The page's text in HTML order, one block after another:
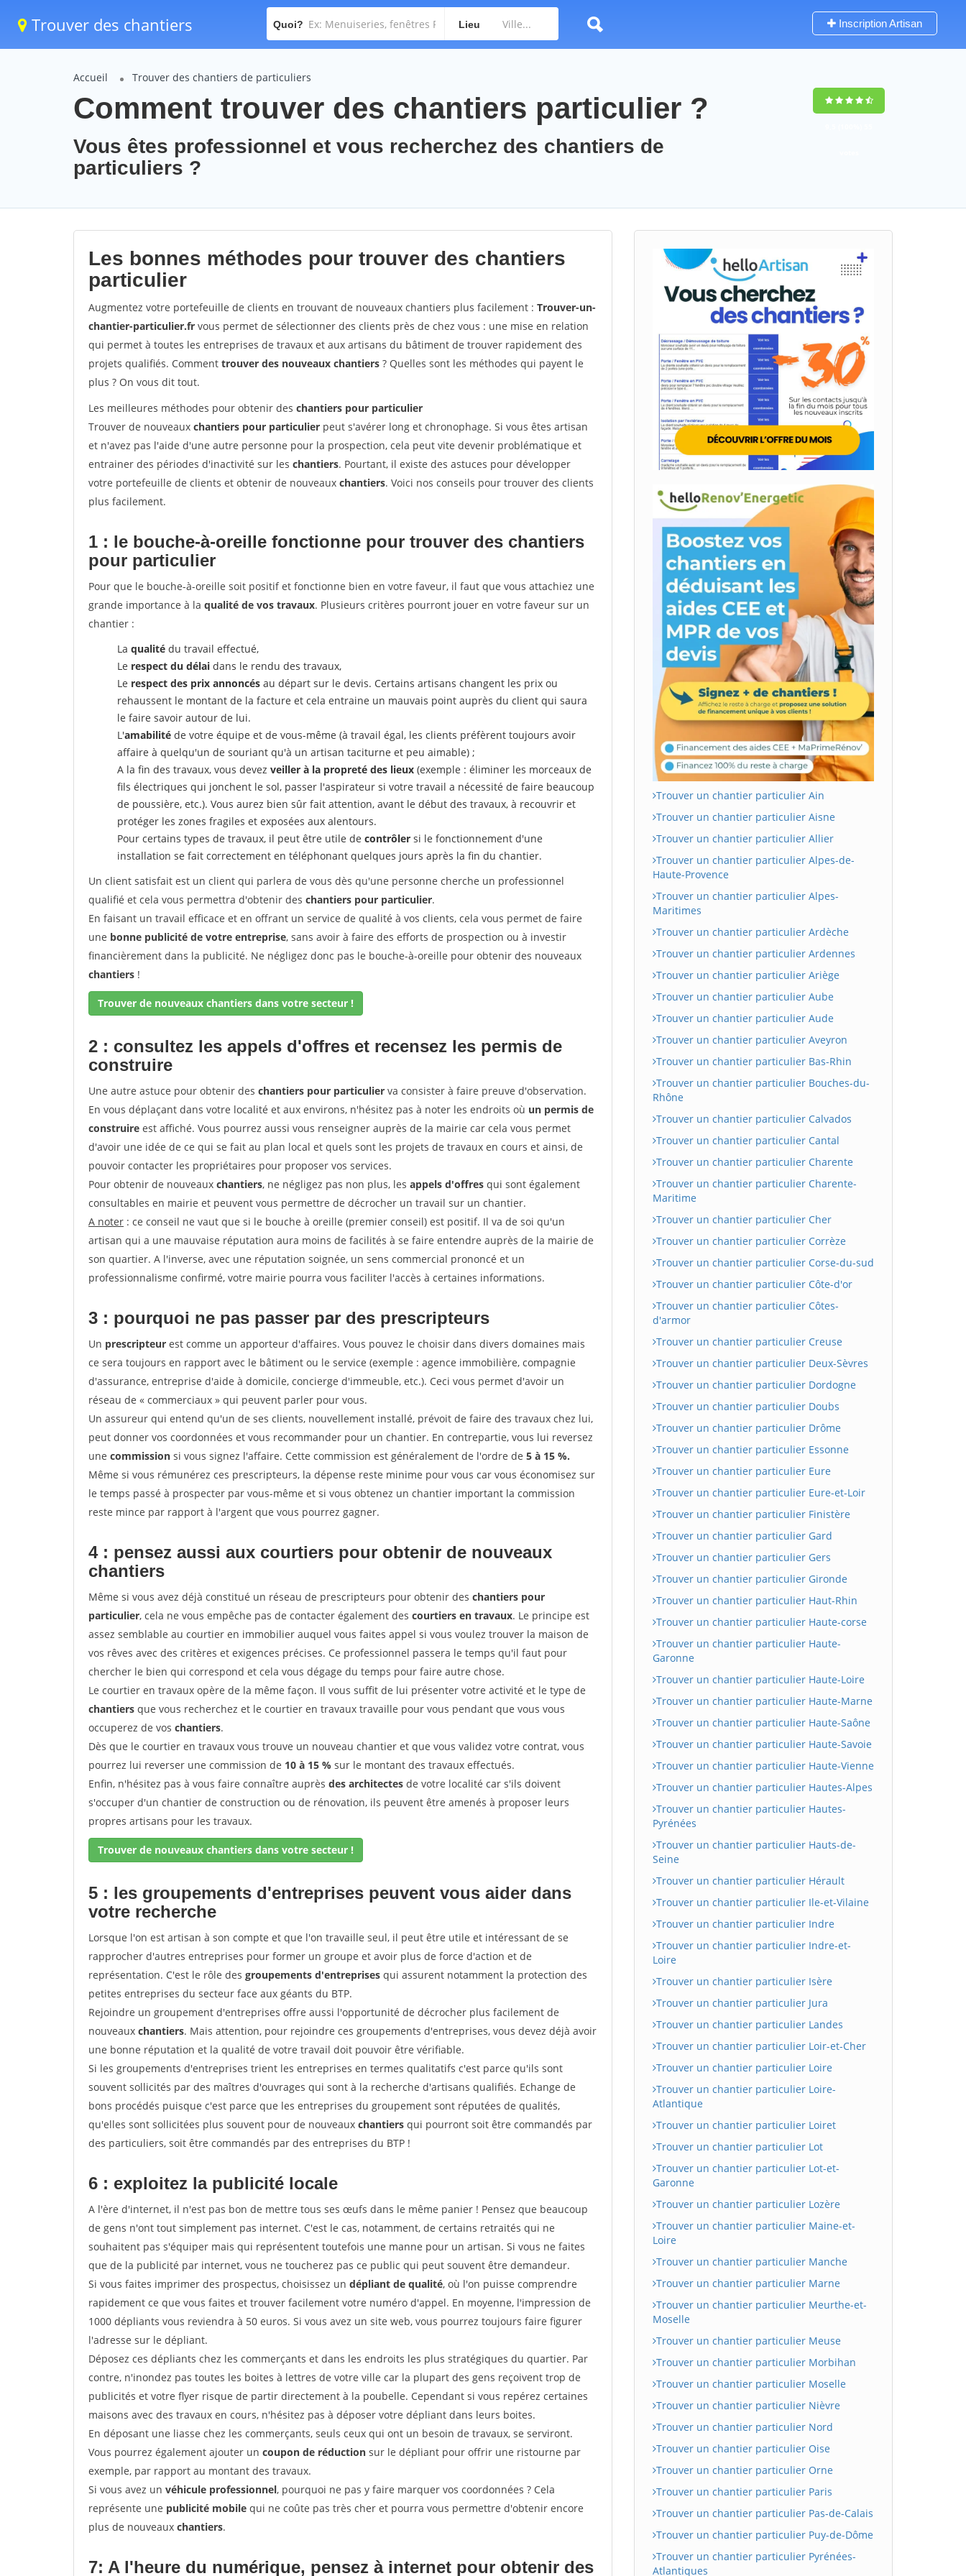
Trouver des chantiers Quoi? Lieu Inscription Artisan
Accueil Trouver des chantiers de particuliers
Comment trouver des chantiers particulier ?
Vous êtes professionnel et vous recherchez des chantiers de
particuliers ?
Les bonnes méthodes pour trouver des chantiers
particulier
Augmentez votre portefeuille de clients en trouvant de nouveaux chantiers plus facilement : Trouver-un-
chantier-particulier.fr vous permet de sélectionner des clients près de chez vous : une mise en relation
qui permet à toutes les entreprises de travaux et aux artisans du bâtiment de trouver rapidement des
projets qualifiés. Comment trouver des nouveaux chantiers ? Quelles sont les méthodes qui payent le
plus ? On vous dit tout.
Les meilleures méthodes pour obtenir des chantiers pour particulier
Trouver de nouveaux chantiers pour particulier peut s'avérer long et chronophage. Si vous êtes artisan
et n'avez pas l'aide d'une autre personne pour la prospection, cela peut vite devenir problématique et
entrainer des périodes d'inactivité sur les chantiers. Pourtant, il existe des astuces pour développer
votre portefeuille de clients et obtenir de nouveaux chantiers. Voici nos conseils pour trouver des clients
plus facilement.
1 : le bouche-à-oreille fonctionne pour trouver des chantiers
pour particulier
Pour que le bouche-à-oreille soit positif et fonctionne bien en votre faveur, il faut que vous attachiez une
grande importance à la qualité de vos travaux. Plusieurs critères pourront jouer en votre faveur sur un
chantier :
La qualité du travail effectué,
Le respect du délai dans le rendu des travaux,
Le respect des prix annoncés au départ sur le devis. Certains artisans changent les prix ou
rehaussent le montant de la facture et cela entraine un mauvais point auprès du client qui saura
le faire savoir autour de lui.
L'amabilité de votre équipe et de vous-même (à travail égal, les clients préfèrent toujours avoir
affaire à quelqu'un de souriant qu'à un artisan taciturne et peu aimable) ;
A la fin des travaux, vous devez veiller à la propreté des lieux (exemple : éliminer les morceaux de
fils électriques qui jonchent le sol, passer l'aspirateur si votre travail a nécessité de faire beaucoup
de poussière, etc.). Vous aurez bien sûr fait attention, avant le début des travaux, à recouvrir et
protéger les zones fragiles et exposées aux alentours.
Pour certains types de travaux, il peut être utile de contrôler si le fonctionnement d'une
installation se fait correctement en téléphonant quelques jours après la fin du chantier.
Un client satisfait est un client qui parlera de vous dès qu'une personne cherche un professionnel
qualifié et cela vous permettra d'obtenir des chantiers pour particulier.
En faisant un travail efficace et en offrant un service de qualité à vos clients, cela vous permet de faire
une bonne publicité de votre entreprise, sans avoir à faire des efforts de prospection ou à investir
financièrement dans la publicité. Ne négligez donc pas le bouche-à-oreille pour obtenir des nouveaux
chantiers !
Trouver de nouveaux chantiers dans votre secteur !
2 : consultez les appels d'offres et recensez les permis de
construire
Une autre astuce pour obtenir des chantiers pour particulier va consister à faire preuve d'observation.
En vous déplaçant dans votre localité et aux environs, n'hésitez pas à noter les endroits où un permis de
construire est affiché. Vous pourrez aussi vous renseigner auprès de la mairie car cela vous permet
d'avoir une idée de ce qui se fait au plan local et quels sont les projets de travaux en cours et ainsi, de
pouvoir contacter les propriétaires pour proposer vos services.
Pour obtenir de nouveaux chantiers, ne négligez pas non plus, les appels d'offres qui sont également
consultables en mairie et peuvent vous permettre de décrocher un travail sur un chantier.
A noter : ce conseil ne vaut que si le bouche à oreille (premier conseil) est positif. Il va de soi qu'un
artisan qui a une mauvaise réputation aura moins de facilités à se faire entendre auprès de la mairie de
son quartier. A l'inverse, avec une réputation soignée, un sens commercial prononcé et un
professionnalisme confirmé, votre mairie pourra vous faciliter l'accès à certaines informations.
3 : pourquoi ne pas passer par des prescripteurs
Un prescripteur est comme un apporteur d'affaires. Vous pouvez le choisir dans divers domaines mais
ce sera toujours en rapport avec le bâtiment ou le service (exemple : agence immobilière, compagnie
d'assurance, entreprise d'aide à domicile, concierge d'immeuble, etc.). Ceci vous permet d'avoir un
réseau de « commerciaux » qui peuvent parler pour vous.
Un assureur qui entend qu'un de ses clients, nouvellement installé, prévoit de faire des travaux chez lui,
peut donner vos coordonnées et vous recommander pour un chantier. En contrepartie, vous lui reversez
une commission si vous signez l'affaire. Cette commission est généralement de l'ordre de 5 à 15 %.
Même si vous rémunérez ces prescripteurs, la dépense reste minime pour vous car vous économisez sur
le temps passé à prospecter par vous-même et si vous obtenez un chantier important la commission
reste mince par rapport à l'argent que vous pourrez gagner.
4 : pensez aussi aux courtiers pour obtenir de nouveaux
chantiers
Même si vous avez déjà constitué un réseau de prescripteurs pour obtenir des chantiers pour
particulier, cela ne vous empêche pas de contacter également des courtiers en travaux. Le principe est
assez semblable au courtier en immobilier auquel vous faites appel si vous voulez trouver la maison de
vos rêves avec des critères et exigences précises. Ce professionnel passera le temps qu'il faut pour
chercher le bien qui correspond et cela vous dégage du temps pour faire autre chose.
Le courtier en travaux opère de la même façon. Il vous suffit de lui présenter votre activité et le type de
chantiers que vous recherchez et le courtier en travaux travaille pour vous pendant que vous vous
occuperez de vos chantiers.
Dès que le courtier en travaux vous trouve un nouveau chantier et que vous validez votre contrat, vous
pourrez lui reverser une commission de 10 à 15 % sur le montant des travaux effectués.
Enfin, n'hésitez pas à vous faire connaître auprès des architectes de votre localité car s'ils doivent
s'occuper d'un chantier de construction ou de rénovation, ils peuvent être amenés à proposer leurs
propres artisans pour les travaux.
Trouver de nouveaux chantiers dans votre secteur !
5 : les groupements d'entreprises peuvent vous aider dans
votre recherche
Lorsque l'on est artisan à son compte et que l'on travaille seul, il peut être utile et intéressant de se
rapprocher d'autres entreprises pour former un groupe et avoir plus de force d'action et de
représentation. C'est le rôle des groupements d'entreprises qui assurent notamment la protection des
petites entreprises du secteur face aux géants du BTP.
Rejoindre un groupement d'entreprises offre aussi l'opportunité de décrocher plus facilement de
nouveaux chantiers. Mais attention, pour rejoindre ces groupements d'entreprises, vous devez déjà avoir
une bonne réputation et la qualité de votre travail doit pouvoir être vérifiable.
Si les groupements d'entreprises trient les entreprises en termes qualitatifs c'est parce qu'ils sont
souvent sollicités par des maîtres d'ouvrages qui sont à la recherche d'artisans qualifiés. Echange de
bons procédés puisque c'est parce que les entreprises du groupement sont réputées de qualités,
qu'elles sont sollicitées plus souvent pour de nouveaux chantiers qui pourront soit être commandés par
des particuliers, soit être commandés par des entreprises du BTP !
6 : exploitez la publicité locale
A l'ère d'internet, il n'est pas bon de mettre tous ses œufs dans le même panier ! Pensez que beaucoup
de gens n'ont tout simplement pas internet. C'est le cas, notamment, de certains retraités qui ne
souhaitent pas s'équiper mais qui représentent toutefois une manne pour un artisan. Si vous ne faites
que de la publicité par internet, vous ne toucherez pas ce public qui peut souvent être demandeur.
Si vous faites imprimer des prospectus, choisissez un dépliant de qualité, où l'on puisse comprendre
rapidement ce que vous faites et trouver facilement votre numéro d'appel. En moyenne, l'impression de
1000 dépliants vous reviendra à 50 euros. Si vous avez un site web, vous pourrez toujours faire figurer
l'adresse sur le dépliant.
Déposez ces dépliants chez les commerçants et dans les endroits les plus stratégiques du quartier. Par
contre, n'inondez pas toutes les boites à lettres de votre ville car la plupart des gens reçoivent trop de
publicités et votre flyer risque de partir directement à la poubelle. Cependant si vous repérez certaines
maisons avec des travaux en cours, n'hésitez pas à déposer votre dépliant dans leurs boites.
En déposant une liasse chez les commerçants, seuls ceux qui ont un besoin de travaux, se serviront.
Vous pourrez également ajouter un coupon de réduction sur le dépliant pour offrir une ristourne par
exemple, par rapport au montant des travaux.
Si vous avez un véhicule professionnel, pourquoi ne pas y faire marquer vos coordonnées ? Cela
représente une publicité mobile qui ne coûte pas très cher et pourra vous permettre d'obtenir encore
plus de nouveaux chantiers.
7: A l'heure du numérique, pensez à internet pour obtenir des
Trouver un chantier particulier Ain
Trouver un chantier particulier Aisne
Trouver un chantier particulier Allier
Trouver un chantier particulier Alpes-de-
Haute-Provence
Trouver un chantier particulier Alpes-
Maritimes
Trouver un chantier particulier Ardèche
Trouver un chantier particulier Ardennes
Trouver un chantier particulier Ariège
Trouver un chantier particulier Aube
Trouver un chantier particulier Aude
Trouver un chantier particulier Aveyron
Trouver un chantier particulier Bas-Rhin
Trouver un chantier particulier Bouches-du-
Rhône
Trouver un chantier particulier Calvados
Trouver un chantier particulier Cantal
Trouver un chantier particulier Charente
Trouver un chantier particulier Charente-
Maritime
Trouver un chantier particulier Cher
Trouver un chantier particulier Corrèze
Trouver un chantier particulier Corse-du-sud
Trouver un chantier particulier Côte-d'or
Trouver un chantier particulier Côtes-
d'armor
Trouver un chantier particulier Creuse
Trouver un chantier particulier Deux-Sèvres
Trouver un chantier particulier Dordogne
Trouver un chantier particulier Doubs
Trouver un chantier particulier Drôme
Trouver un chantier particulier Essonne
Trouver un chantier particulier Eure
Trouver un chantier particulier Eure-et-Loir
Trouver un chantier particulier Finistère
Trouver un chantier particulier Gard
Trouver un chantier particulier Gers
Trouver un chantier particulier Gironde
Trouver un chantier particulier Haut-Rhin
Trouver un chantier particulier Haute-corse
Trouver un chantier particulier Haute-
Garonne
Trouver un chantier particulier Haute-Loire
Trouver un chantier particulier Haute-Marne
Trouver un chantier particulier Haute-Saône
Trouver un chantier particulier Haute-Savoie
Trouver un chantier particulier Haute-Vienne
Trouver un chantier particulier Hautes-Alpes
Trouver un chantier particulier Hautes-
Pyrénées
Trouver un chantier particulier Hauts-de-
Seine
Trouver un chantier particulier Hérault
Trouver un chantier particulier Ile-et-Vilaine
Trouver un chantier particulier Indre
Trouver un chantier particulier Indre-et-
Loire
Trouver un chantier particulier Isère
Trouver un chantier particulier Jura
Trouver un chantier particulier Landes
Trouver un chantier particulier Loir-et-Cher
Trouver un chantier particulier Loire
Trouver un chantier particulier Loire-
Atlantique
Trouver un chantier particulier Loiret
Trouver un chantier particulier Lot
Trouver un chantier particulier Lot-et-
Garonne
Trouver un chantier particulier Lozère
Trouver un chantier particulier Maine-et-
Loire
Trouver un chantier particulier Manche
Trouver un chantier particulier Marne
Trouver un chantier particulier Meurthe-et-
Moselle
Trouver un chantier particulier Meuse
Trouver un chantier particulier Morbihan
Trouver un chantier particulier Moselle
Trouver un chantier particulier Nièvre
Trouver un chantier particulier Nord
Trouver un chantier particulier Oise
Trouver un chantier particulier Orne
Trouver un chantier particulier Paris
Trouver un chantier particulier Pas-de-Calais
Trouver un chantier particulier Puy-de-Dôme
Trouver un chantier particulier Pyrénées-
Atlantiques